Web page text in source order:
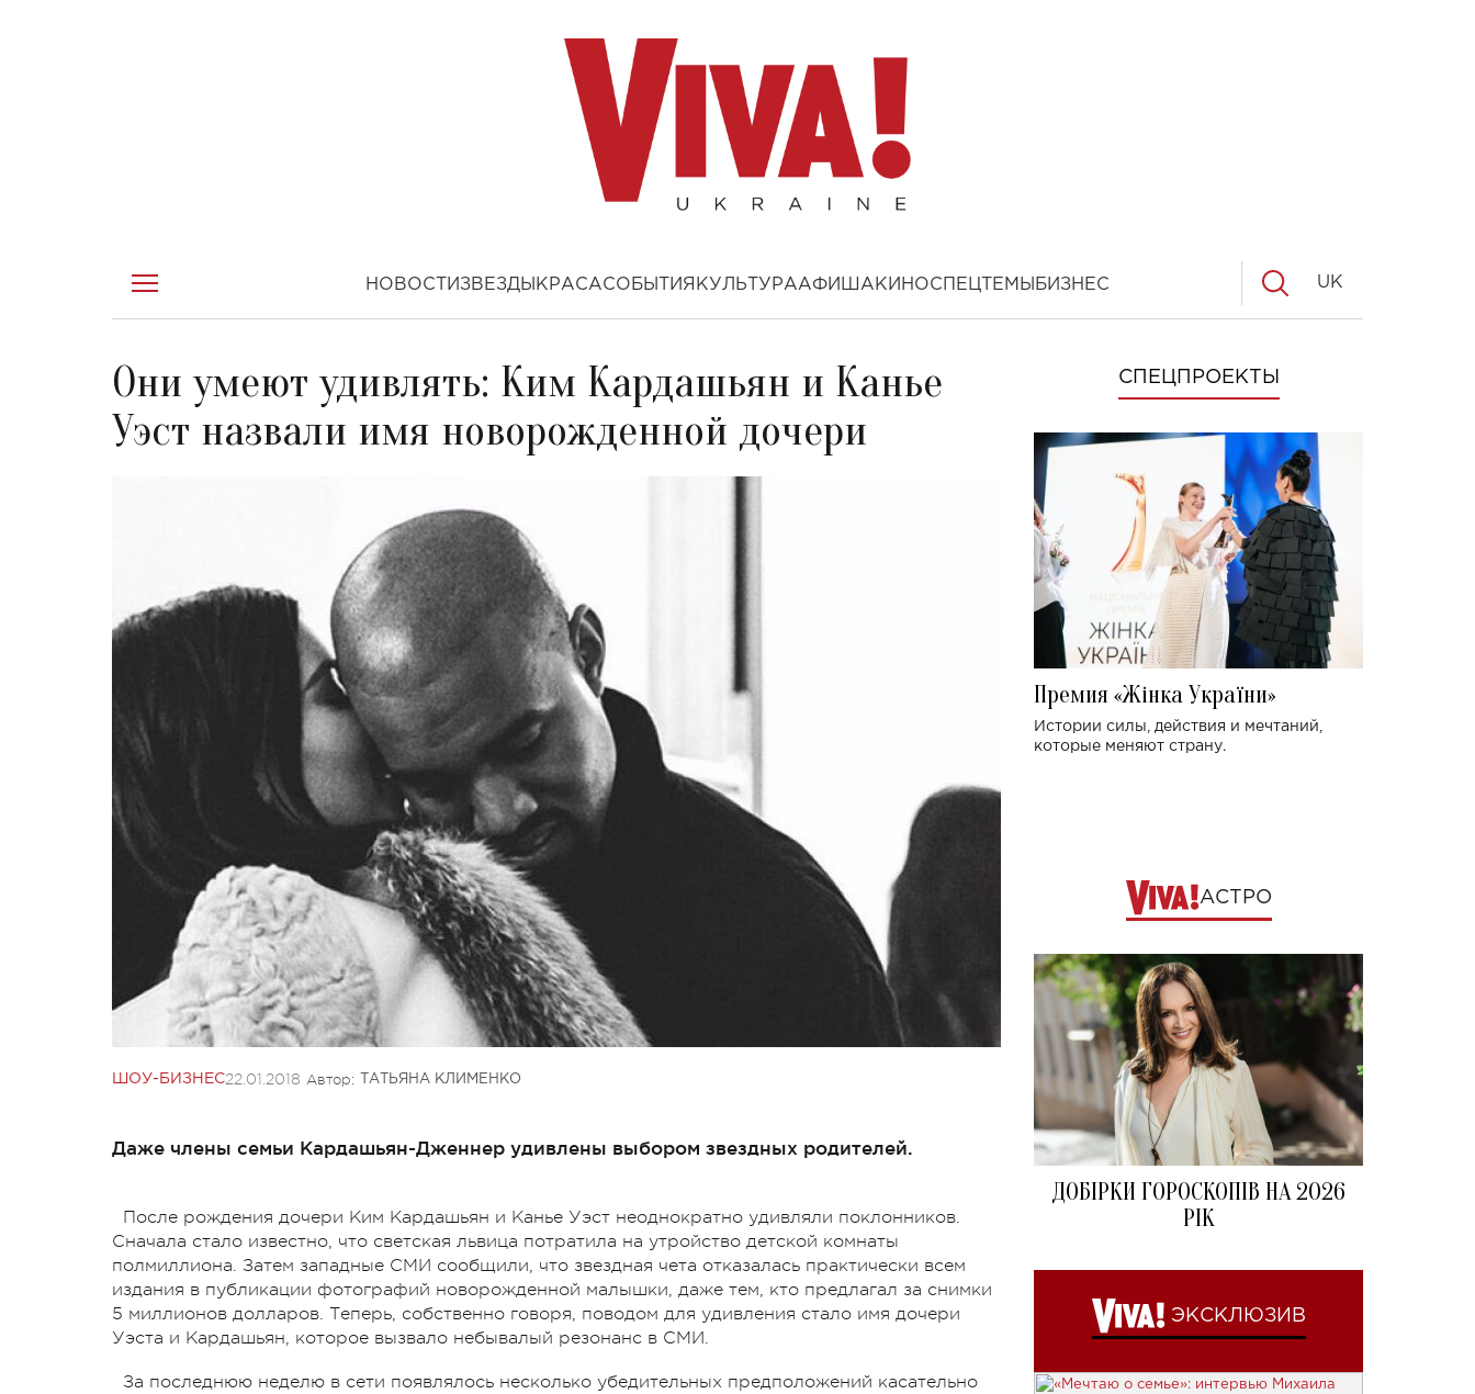
НОВОСТИ ЗВЕЗДЫ КРАСАСОБЫТИЯ КУЛЬТУРААФИША КИНОСПЕЦТЕМЫ БИЗНЕС UK
Они умеют удивлять: Ким Кардашьян и Канье
Уэст назвали имя новорожденной дочери
ШОУ-БИЗНЕС22.01.2018 Автор: ТАТЬЯНА КЛИМЕНКО
Даже члены семьи Кардашьян-Дженнер удивлены выбором звездных родителей.
После рождения дочери Ким Кардашьян и Канье Уэст неоднократно удивляли поклонников.
Сначала стало известно, что светская львица потратила на утройство детской комнаты
полмиллиона. Затем западные СМИ сообщили, что звездная чета отказалась практически всем
издания в публикации фотографий новорожденной малышки, даже тем, кто предлагал за снимки
5 миллионов долларов. Теперь, собственно говоря, поводом для удивления стало имя дочери
Уэста и Кардашьян, которое вызвало небывалый резонанс в СМИ.
За последнюю неделю в сети появлялось несколько убедительных предположений касательно
СПЕЦПРОЕКТЫ
Премия «Жінка України»
Истории силы, действия и мечтаний,
которые меняют страну.
АСТРО
ДОБІРКИ ГОРОСКОПІВ НА 2026
РІК
ЭКСКЛЮЗИВ